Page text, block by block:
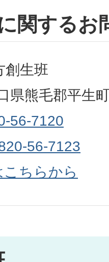
関するお
創生班
県熊毛郡平生
56-7120
56-7123
ちらから